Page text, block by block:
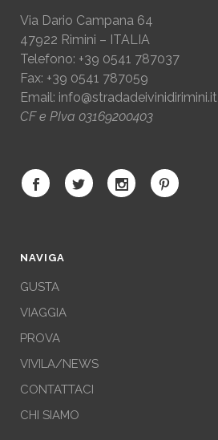
Via Dario Campana 64
47922 Rimini – ITALIA
Telefono: +39 0541 787037
Fax: +39 0541 787059
Email: info@stradadeivinidirimini.it
CF e PIva 03169200403
NAVIGA
GUSTA
VIAGGIA
PROVA
VIVILA/NEWS
CONTATTACI
CHI SIAMO